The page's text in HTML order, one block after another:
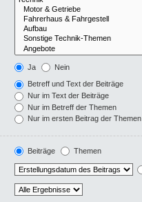
Ja Nein
Betreff und Text der Beiträge
Nur im Text der Beiträge
Nur im Betreff der Themen
Nur im ersten Beitrag der Themen
Beiträge Themen